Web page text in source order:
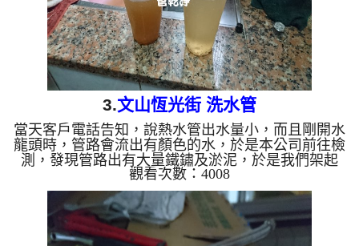
3.文山恆光街 洗水管
當天客戶電話告知，說熱水管出水量小，而且剛開水
龍頭時，管路會流出有顏色的水，於是本公司前往檢
測，發現管路出有大量鐵鏽及淤泥，於是我們架起
水管清洗機 ，開始 清洗水管，洗水管 過程中，水管
管路常常堵住，而且管路出水不斷冒出油墨附著於洗
手檯，如下圖，於是本公司改用特殊工法， 水管清
洗 約兩個小時，終於讓管路出水正常。 清洗水管,水
管清洗, 洗水管, 熱水管堵塞, 熱水忽冷忽熱 ...
觀看次數：4008